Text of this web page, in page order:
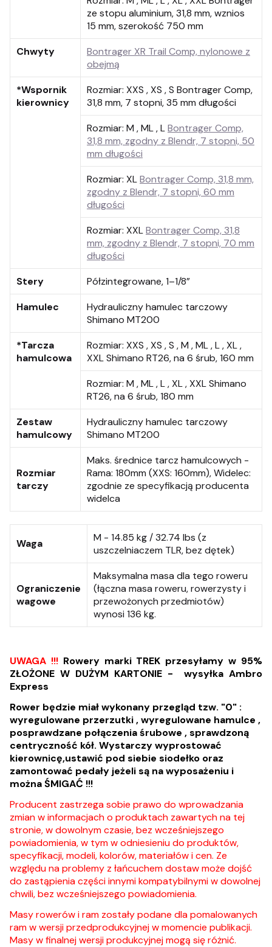
ze stopu aluminium, 31,8 mm, wznios
15 mm, szerokość 750 mm
Chwyty
Bontrager XR Trail Comp, nylonowe z
obejmą
*Wspornik
kierownicy
Rozmiar: XXS , XS , S Bontrager Comp,
31,8 mm, 7 stopni, 35 mm długości
Rozmiar: M , ML , LBontrager Comp,
31,8 mm, zgodny z Blendr, 7 stopni, 50
mm długości
Rozmiar: XLBontrager Comp, 31,8 mm,
zgodny z Blendr, 7 stopni, 60 mm
długości
Rozmiar: XXLBontrager Comp, 31,8
mm, zgodny z Blendr, 7 stopni, 70 mm
długości
Stery
Półzintegrowane, 1–1/8”
Hamulec
Hydrauliczny hamulec tarczowy
Shimano MT200
*Tarcza
hamulcowa
Rozmiar: XXS , XS , S , M , ML , L , XL ,
XXL Shimano RT26, na 6 śrub, 160 mm
Rozmiar: M , ML , L , XL , XXL Shimano
RT26, na 6 śrub, 180 mm
Zestaw
hamulcowy
Hydrauliczny hamulec tarczowy
Shimano MT200
Rozmiar
tarczy
Maks. średnice tarcz hamulcowych -
Rama: 180mm (XXS: 160mm), Widelec:
zgodnie ze specyfikacją producenta
widelca
Waga
M - 14.85 kg / 32.74 lbs (z
uszczelniaczem TLR, bez dętek)
Ograniczenie
wagowe
Maksymalna masa dla tego roweru
(łączna masa roweru, rowerzysty i
przewożonych przedmiotów)
wynosi 136 kg.
UWAGA !!! Rowery marki TREK przesyłamy w 95%
ZŁOŻONE W DUŻYM KARTONIE - wysyłka Ambro
Express
Rower będzie miał wykonany przegląd tzw. "0" :
wyregulowane przerzutki , wyregulowane hamulce ,
posprawdzane połączenia śrubowe , sprawdzoną
centryczność kół. Wystarczy wyprostować
kierownicę,ustawić pod siebie siodełko oraz
zamontować pedały jeżeli są na wyposażeniu i
można ŚMIGAĆ !!!
Producent zastrzega sobie prawo do wprowadzania
zmian w informacjach o produktach zawartych na tej
stronie, w dowolnym czasie, bez wcześniejszego
powiadomienia, w tym w odniesieniu do produktów,
specyfikacji, modeli, kolorów, materiałów i cen. Ze
względu na problemy z łańcuchem dostaw może dojść
do zastąpienia części innymi kompatybilnymi w dowolnej
chwili, bez wcześniejszego powiadomienia.
Masy rowerów i ram zostały podane dla pomalowanych
ram w wersji przedprodukcyjnej w momencie publikacji.
Masy w finalnej wersji produkcyjnej mogą się różnić.